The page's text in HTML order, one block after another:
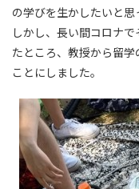
の学びを生かしたいと思
しかし、長い間コロナ
たところ、教授から留
ことにしました。